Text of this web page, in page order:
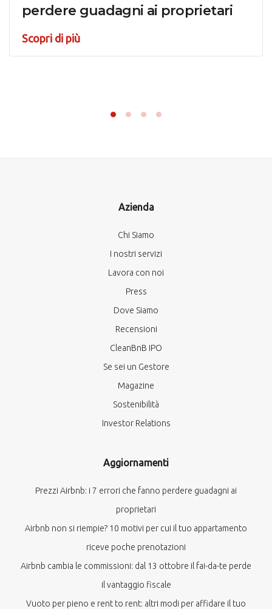
perdere guadagni ai proprietari
Scopri di più
Azienda
Chi Siamo
I nostri servizi
Lavora con noi
Press
Dove Siamo
Recensioni
CleanBnB IPO
Se sei un Gestore
Magazine
Sostenibilità
Investor Relations
Aggiornamenti
Prezzi Airbnb: i 7 errori che fanno perdere guadagni ai
proprietari
Airbnb non si riempie? 10 motivi per cui il tuo appartamento
riceve poche prenotazioni
Airbnb cambia le commissioni: dal 13 ottobre il fai-da-te perde
il vantaggio fiscale
Vuoto per pieno e rent to rent: altri modi per affidare il tuo